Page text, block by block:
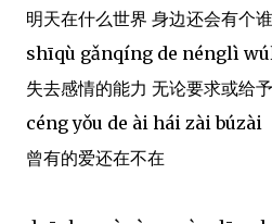
明天在什么世界 身边还会有个谁
shīqù gǎnqíng de nénglì
失去感情的能力 无论要求或给予
céng yǒu de ài hái zài búzài
曾有的爱还在不在